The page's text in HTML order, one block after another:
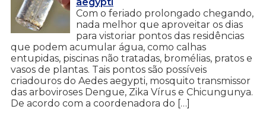
Com o feriado prolongado chegando,
nada melhor que aproveitar os dias
para vistoriar pontos das residências
que podem acumular água, como calhas
entupidas, piscinas não tratadas, bromélias, pratos e
vasos de plantas. Tais pontos são possíveis
criadouros do Aedes aegypti, mosquito transmissor
das arboviroses Dengue, Zika Vírus e Chicungunya.
De acordo com a coordenadora do […]